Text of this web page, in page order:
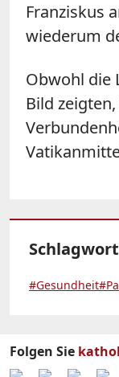
Franziskus
wiederum
Obwohl die
Bild
#Gesundheit
Folgen Sie